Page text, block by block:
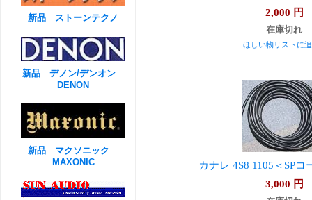
2,000 円
在庫切れ
ほしい物リストに
カナレ 4S8 1105＜SPコ
3,000 円
新品 ストーンテクノ
新品 デノン/デンオン
DENON
新品 マクソニック
MAXONIC